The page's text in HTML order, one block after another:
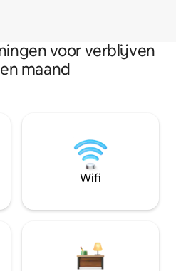
voor verblijven
maand
Wifi